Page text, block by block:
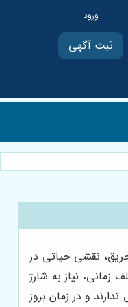
ثبت آگهی
نقشی حیاتی در
نیاز به شارژ
و در زمان بروز